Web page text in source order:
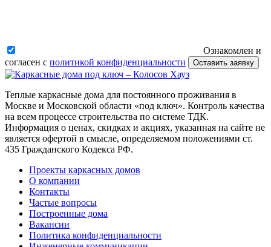
Ознакомлен и
согласен с политикой конфиденциальности Оставить заявку
Теплые каркасные дома для постоянного проживания в
Москве и Московской области «под ключ». Контроль качества
на всем процессе строительства по системе ТДК.
Информация о ценах, скидках и акциях, указанная на сайте не
является офертой в смысле, определяемом положениями ст.
435 Гражданского Кодекса РФ.
Проекты каркасных домов
О компании
Контакты
Частые вопросы
Построенные дома
Вакансии
Политика конфиденциальности